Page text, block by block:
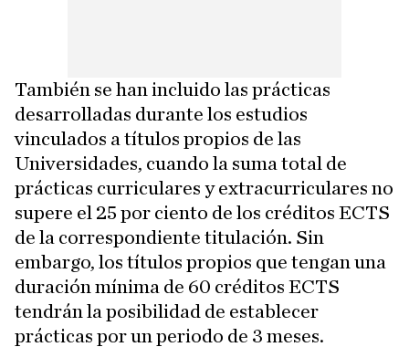
También se han incluido las prácticas
desarrolladas durante los estudios
vinculados a títulos propios de las
Universidades, cuando la suma total de
prácticas curriculares y extracurriculares no
supere el 25 por ciento de los créditos ECTS
de la correspondiente titulación. Sin
embargo, los títulos propios que tengan una
duración mínima de 60 créditos ECTS
tendrán la posibilidad de establecer
prácticas por un periodo de 3 meses.